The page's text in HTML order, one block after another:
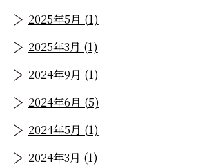
2025年5月 (1)
2025年3月 (1)
2024年9月 (1)
2024年6月 (5)
2024年5月 (1)
2024年3月 (1)